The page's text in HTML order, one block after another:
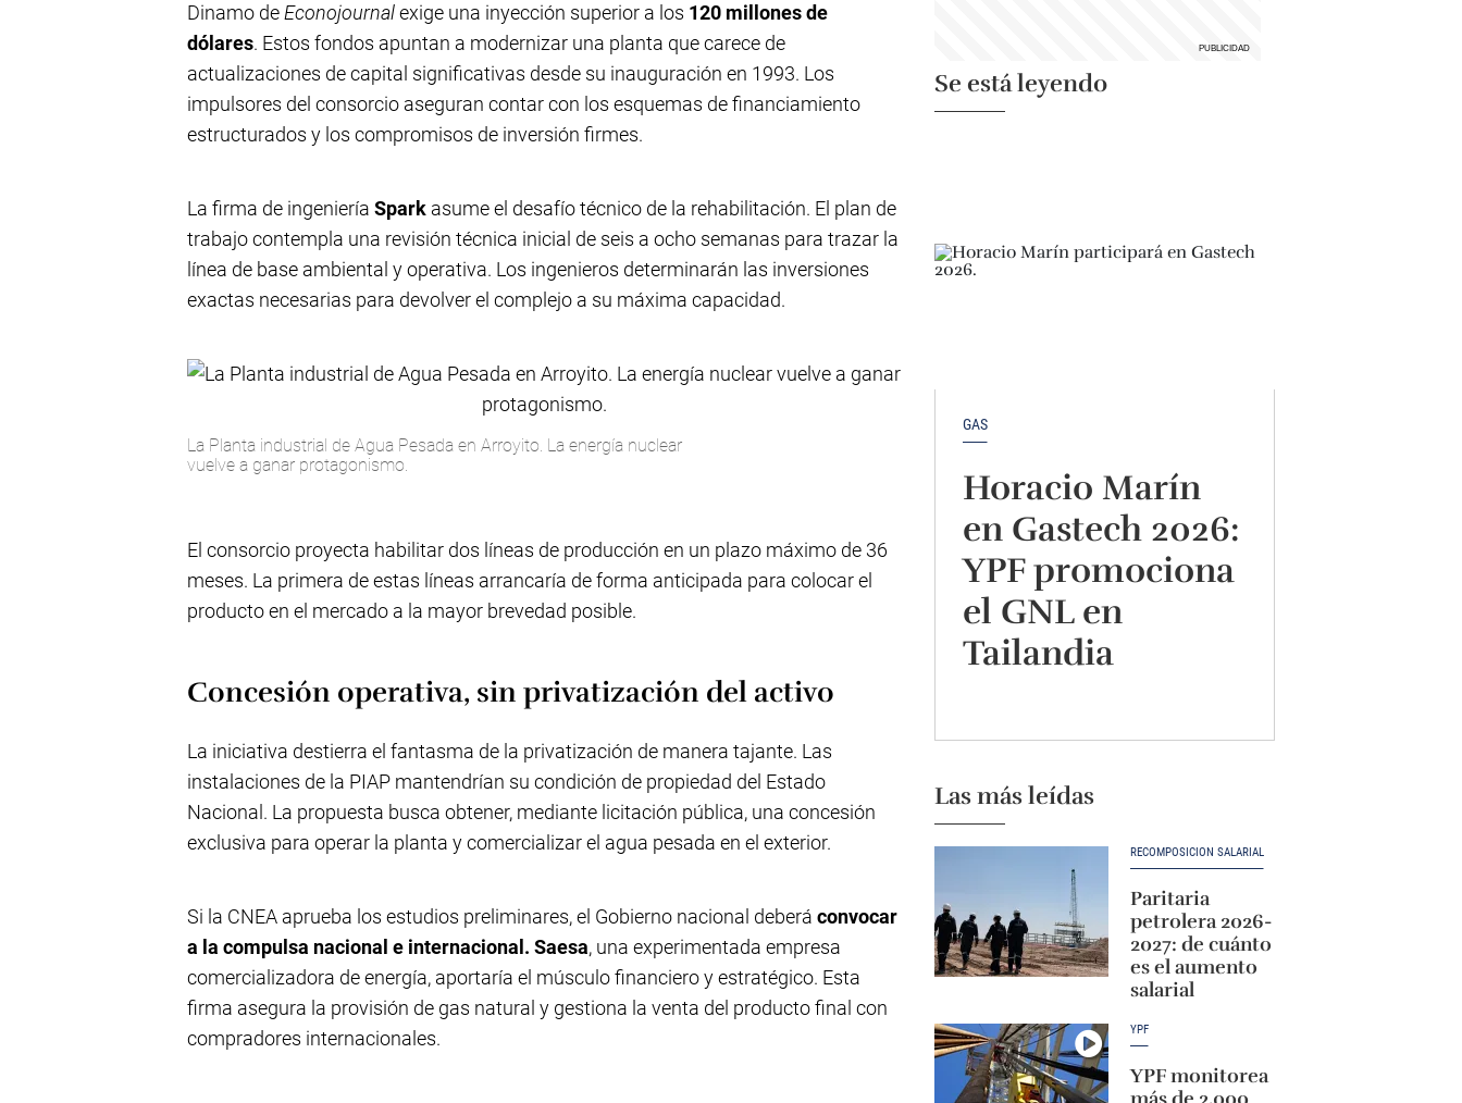
Dinamo deEconojournalexige una inyección superior a los 120 millones de
dólares. Estos fondos apuntan a modernizar una planta que carece de
actualizaciones de capital significativas desde su inauguración en 1993. Los
impulsores del consorcio aseguran contar con los esquemas de financiamiento
estructurados y los compromisos de inversión firmes.
La firma de ingeniería Spark asume el desafío técnico de la rehabilitación. El plan de
trabajo contempla una revisión técnica inicial de seis a ocho semanas para trazar la
línea de base ambiental y operativa. Los ingenieros determinarán las inversiones
exactas necesarias para devolver el complejo a su máxima capacidad.
La Planta industrial de Agua Pesada en Arroyito. La energía nuclear
vuelve a ganar protagonismo.
El consorcio proyecta habilitar dos líneas de producción en un plazo máximo de 36
meses. La primera de estas líneas arrancaría de forma anticipada para colocar el
producto en el mercado a la mayor brevedad posible.
Concesión operativa, sin privatización del activo
La iniciativa destierra el fantasma de la privatización de manera tajante. Las
instalaciones de la PIAP mantendrían su condición de propiedad del Estado
Nacional. La propuesta busca obtener, mediante licitación pública, una concesión
exclusiva para operar la planta y comercializar el agua pesada en el exterior.
Si la CNEA aprueba los estudios preliminares, el Gobierno nacional deberá convocar
a la compulsa nacional e internacional. Saesa, una experimentada empresa
comercializadora de energía, aportaría el músculo financiero y estratégico. Esta
firma asegura la provisión de gas natural y gestiona la venta del producto final con
compradores internacionales.
Se está leyendo
GAS
Horacio Marín
en Gastech 2026:
YPF promociona
el GNL en
Tailandia
Las más leídas
RECOMPOSICIÓN SALARIAL
Paritaria
petrolera 2026-
2027: de cuánto
es el aumento
salarial
YPF
YPF monitorea